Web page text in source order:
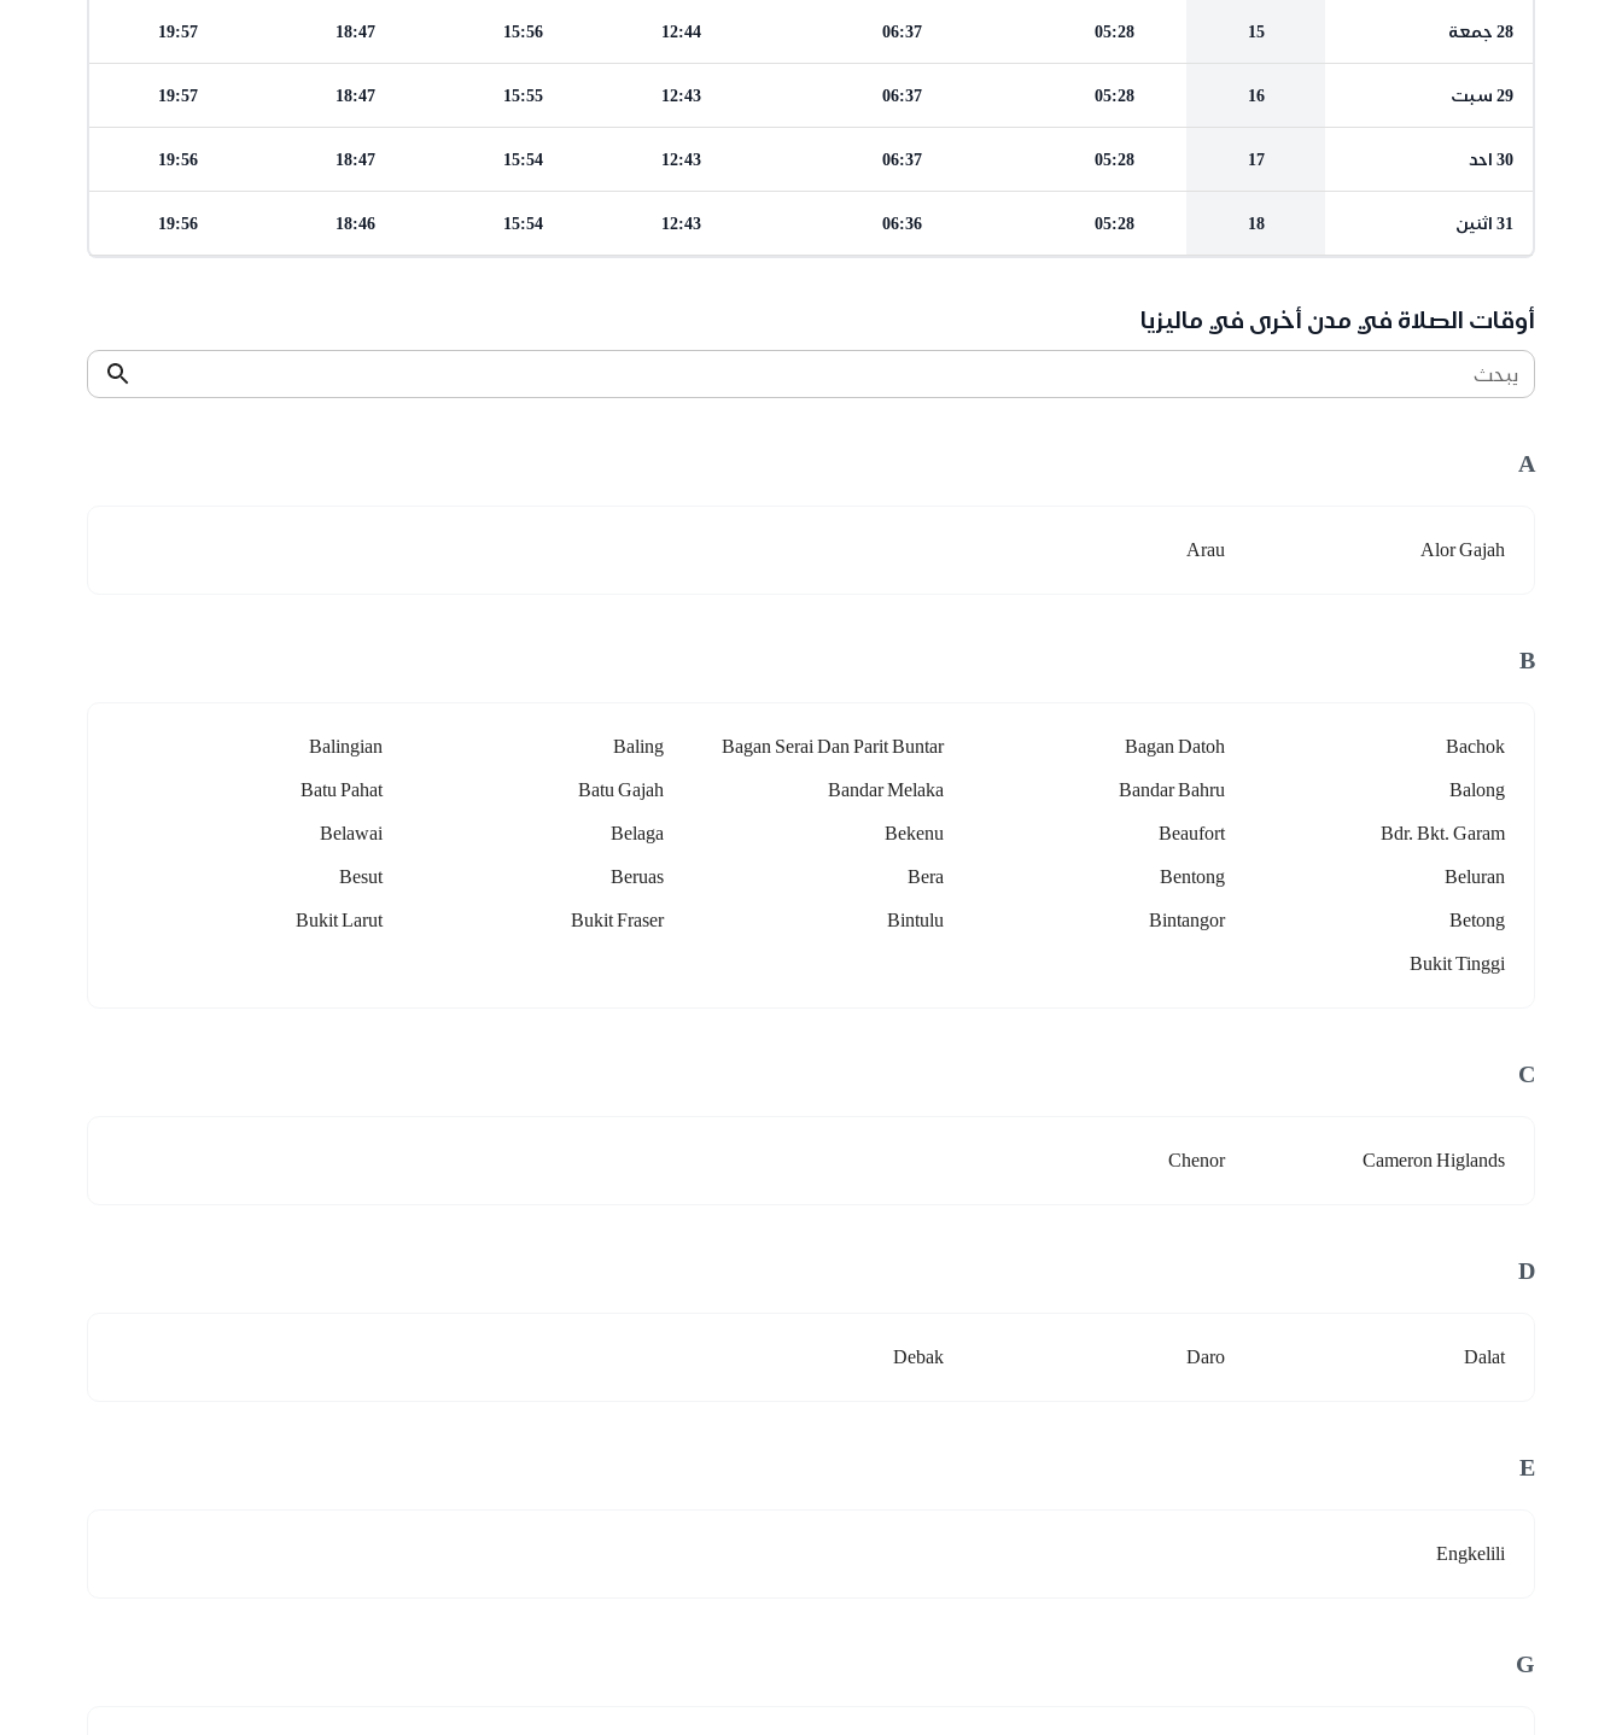
28 جمعة 15
05:28
06:37
12:44
15:56
18:47
19:57
29 سبت 16
05:28
06:37
12:43
15:55
18:47
19:57
30 احد 17
05:28
06:37
12:43
15:54
18:47
19:56
31 اثنين 18
05:28
06:36
12:43
15:54
18:46
19:56
أوقات الصلاة في مدن أخرى في ماليزيا
يبحث
A
Alor Gajah
Arau
B
Bachok
Bagan Datoh
Bagan Serai Dan Parit Buntar
Baling
Balingian
Balong
Bandar Bahru
Bandar Melaka
Batu Gajah
Batu Pahat
Bdr. Bkt. Garam
Beaufort
Bekenu
Belaga
Belawai
Beluran
Bentong
Bera
Beruas
Besut
Betong
Bintangor
Bintulu
Bukit Fraser
Bukit Larut
Bukit Tinggi
C
Cameron Higlands
Chenor
D
Dalat
Daro
Debak
E
Engkelili
G